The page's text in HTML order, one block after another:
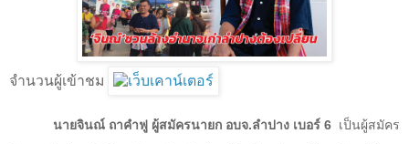
จำนวนผู้เข้าชม
นายจินณ์ ถาคำฟู ผู้สมัครนายก อบจ.ลำปาง เบอร์ 6 เป็นผู้สมัคร